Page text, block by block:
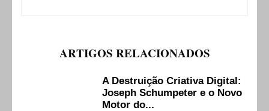
ARTIGOS RELACIONADOS
A Destruição Criativa Digital:
Joseph Schumpeter e o Novo
Motor do...